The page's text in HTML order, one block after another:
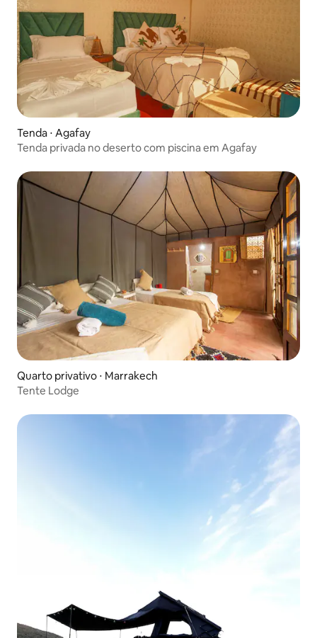
Tenda ⋅ Agafay
Tenda privada no deserto com piscina em Agafay
Quarto privativo ⋅ Marrakech
Tente Lodge